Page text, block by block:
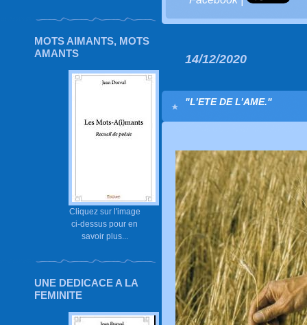
MOTS AIMANTS, MOTS
AMANTS
Cliquez sur l'image
ci-dessus pour en
savoir plus...
UNE DEDICACE A LA
FEMINITE
14/12/2020
"L’ETE DE L’AME."